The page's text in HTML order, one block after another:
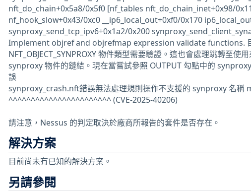
nft_do_chain+0x5a8/0x5f0 [nf_tables nft_do_chain_inet+0x98/
nf_hook_slow+0x43/0xc0 __ip6_local_out+0xf0/0x170
synproxy_send_tcp_ipv6+0x1a2/0x200
Implement objref and objrefmap expression validate functions.
NFT_OBJECT_SYNPROXY 物件類型需要驗證。這也會處理跳轉至使
synproxy 物件的鏈結。現在當嘗試參照 OUTPUT 勾點中的
誤
synproxy_crash.nft錯誤無法處理規則操作不支援的 synproxy 名稱
^^^^^^^^^^^^^^^^^^^^^^^ (CVE-2025-40206)
請注意，Nessus 的判定取決於廠商所報告的套件是否存在。
解決方案
目前尚未有已知的解決方案。
另請參閱